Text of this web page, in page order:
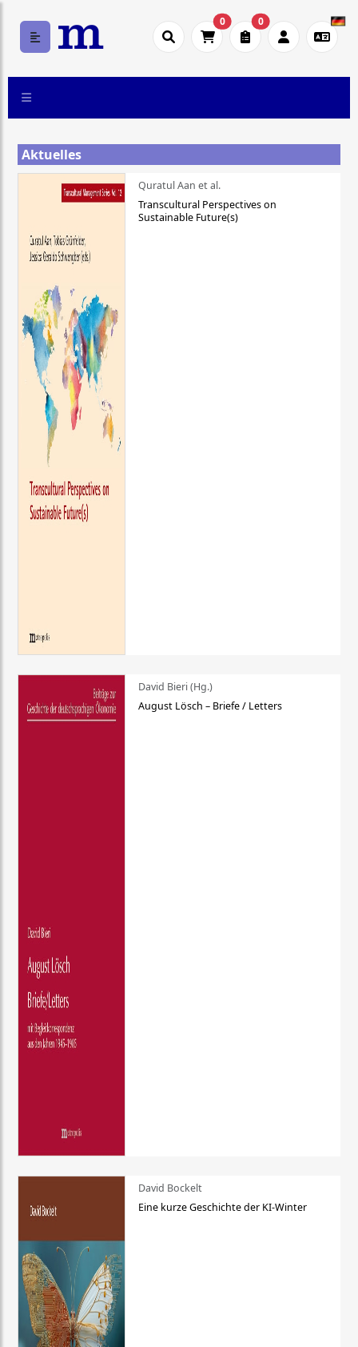
0 0
Aktuelles
Quratul Aan et al.
Transcultural Perspectives on
Sustainable Future(s)
David Bieri (Hg.)
August Lösch – Briefe / Letters
David Bockelt
Eine kurze Geschichte der KI-Winter